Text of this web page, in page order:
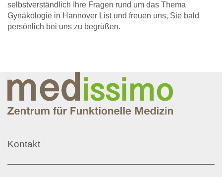
selbstverständlich Ihre Fragen rund um das Thema
Gynäkologie in Hannover List und freuen uns, Sie bald
persönlich bei uns zu begrüßen.
Kontakt